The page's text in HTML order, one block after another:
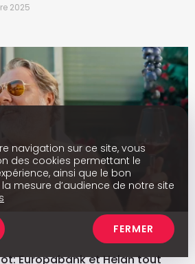
2025
Europabank et Helan tout
navigation sur ce site, vous
des cookies permettant le
ainsi que le bon
mesure d’audience de notre site
FERMER